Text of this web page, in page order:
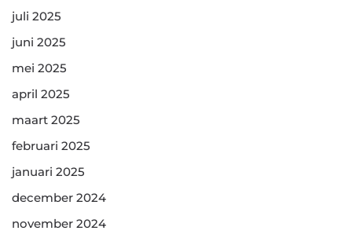
juli 2025
juni 2025
mei 2025
april 2025
maart 2025
februari 2025
januari 2025
december 2024
november 2024